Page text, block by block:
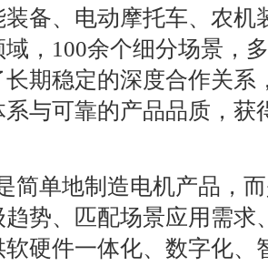
备、电动摩托车、农机
，100余个细分场景，
期稳定的深度合作关系
系与可靠的产品品质，获
单地制造电机产品，而
趋势、匹配场景应用需求
硬件一体化、数字化、